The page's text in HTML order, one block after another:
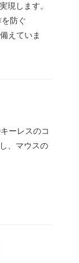
現します。
防ぐ
えていま
ーレスのコ
、マウスの